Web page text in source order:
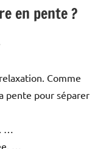
en pente ?
Comme
pente pour séparer
…
…